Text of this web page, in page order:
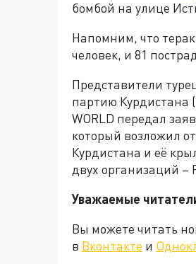
бомбой на улице
Напомним, что
человек, и 81
Представители
партию Курдистана
WORLD передал
который возложил
Курдистана и её
двух организаций –
Уважаемые
Вы можете читать
в Вконтакте и